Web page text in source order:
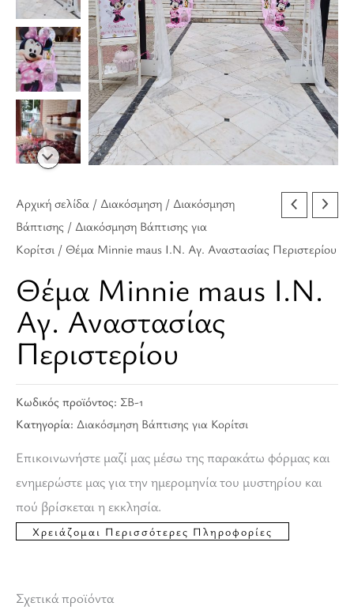
Αρχική σελίδα /Διακόσμηση /Διακόσμηση
Βάπτισης /Διακόσμηση Βάπτισης για
Κορίτσι / Θέμα Minnie maus Ι.Ν. Αγ. Αναστασίας Περιστερίου
Θέμα Minnie maus Ι.Ν.
Αγ. Αναστασίας
Περιστερίου
Κωδικός προϊόντος: ΣΒ-1
Κατηγορία: Διακόσμηση Βάπτισης για Κορίτσι
Επικοινωνήστε μαζί μας μέσω της παρακάτω φόρμας και
ενημερώστε μας για την ημερομηνία του μυστηρίου και
πού βρίσκεται η εκκλησία.
Σχετικά προϊόντα